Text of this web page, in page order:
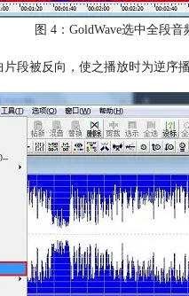
图 4：GoldWave选中全段音
段被反向，使之播放时为逆序播